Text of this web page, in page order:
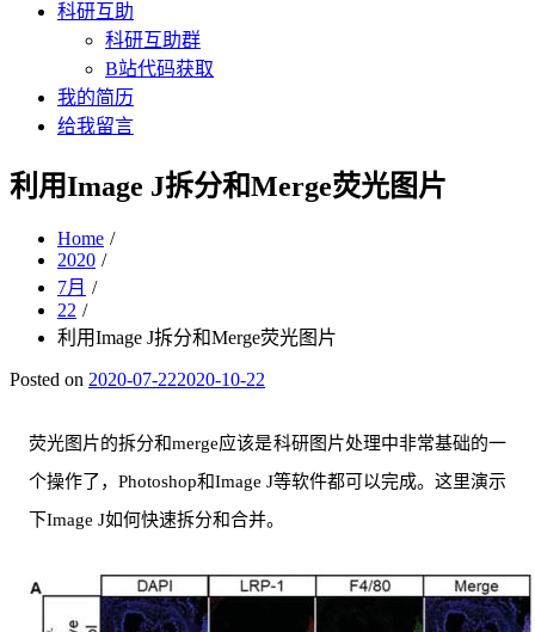
科研互助
科研互助群
B站代码获取
我的简历
给我留言
利用Image J拆分和Merge荧光图片
Home
2020
7月
22
利用Image J拆分和Merge荧光图片
Posted on 2020-07-222020-10-22
荧光图片的拆分和merge应该是科研图片处理中非常基础的一
个操作了，Photoshop和Image J等软件都可以完成。这里演示
下Image J如何快速拆分和合并。